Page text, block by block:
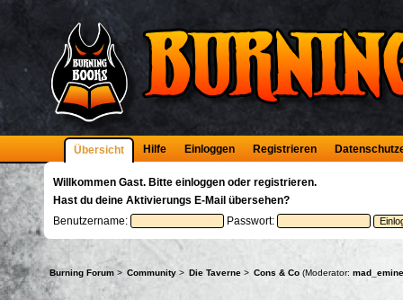
Übersicht Hilfe Einloggen Registrieren
Willkommen Gast. Bitte einloggen oder registrieren.
Hast du deine Aktivierungs E-Mail übersehen?
Benutzername:
Passwort:
Burning Forum > Community> Die Taverne> Cons & Co(Moderator: